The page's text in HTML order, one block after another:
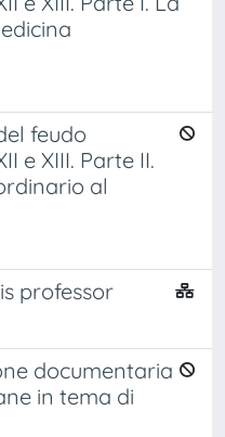
feudo
e XIII. Parte II.
al
professor
documentaria
in tema di